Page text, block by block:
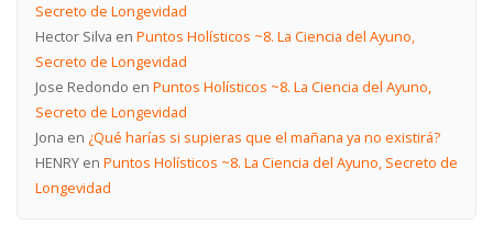
Secreto de Longevidad
Hector Silva en Puntos Holísticos ~8. La Ciencia del Ayuno,
Secreto de Longevidad
Jose Redondo en Puntos Holísticos ~8. La Ciencia del Ayuno,
Secreto de Longevidad
Jona en ¿Qué harías si supieras que el mañana ya no existirá?
HENRYen Puntos Holísticos ~8. La Ciencia del Ayuno, Secreto de
Longevidad